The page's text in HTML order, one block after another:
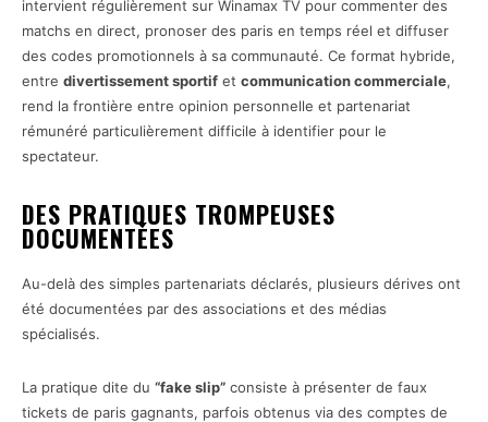
intervient régulièrement sur Winamax TV pour commenter des
matchs en direct, pronoser des paris en temps réel et diffuser
des codes promotionnels à sa communauté. Ce format hybride,
entre divertissement sportif et communication commerciale,
rend la frontière entre opinion personnelle et partenariat
rémunéré particulièrement difficile à identifier pour le
spectateur.
DES PRATIQUES TROMPEUSES
DOCUMENTÉES
Au-delà des simples partenariats déclarés, plusieurs dérives ont
été documentées par des associations et des médias
spécialisés.
La pratique dite du “fake slip” consiste à présenter de faux
tickets de paris gagnants, parfois obtenus via des comptes de